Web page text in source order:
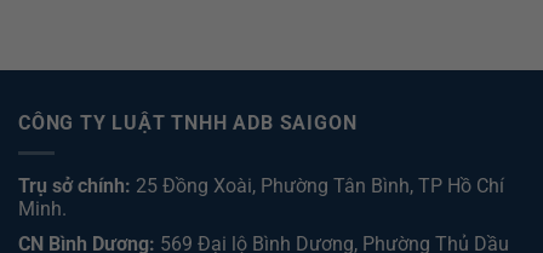
CÔNG TY LUẬT TNHH ADB SAIGON
Trụ sở chính: 25 Đồng Xoài, Phường Tân Bình, TP Hồ Chí
Minh.
CN Bình Dương: 569 Đại lộ Bình Dương, Phường Thủ Dầu